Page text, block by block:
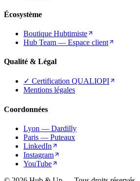
Écosystème
Boutique Hubtimiste
Hub Team — Espace client
Qualité & Légal
✓ Certification QUALIOPI
Mentions légales
Coordonnées
Lyon — Dardilly
Paris — Puteaux
LinkedIn
Instagram
YouTube